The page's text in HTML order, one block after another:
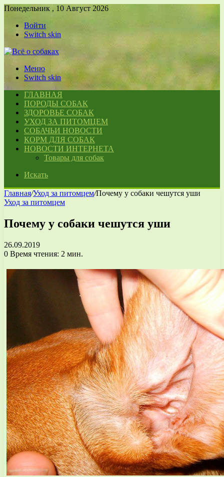
Понедельник , 10 Август 2026
Войти
Switch skin
Меню
Switch skin
ГЛАВНАЯ
ПОРОДЫ СОБАК
ЗДОРОВЬЕ СОБАК
УХОД ЗА ПИТОМЦЕМ
СОБАЧЬИ НОВОСТИ
КОРМ ДЛЯ СОБАК
НОВОСТИ ИНТЕРНЕТА
Товары для собак
Искать
Главная/Уход за питомцем/Почему у собаки чешутся уши
Уход за питомцем
Почему у собаки чешутся уши
26.09.2019
0 Время чтения: 2 мин.